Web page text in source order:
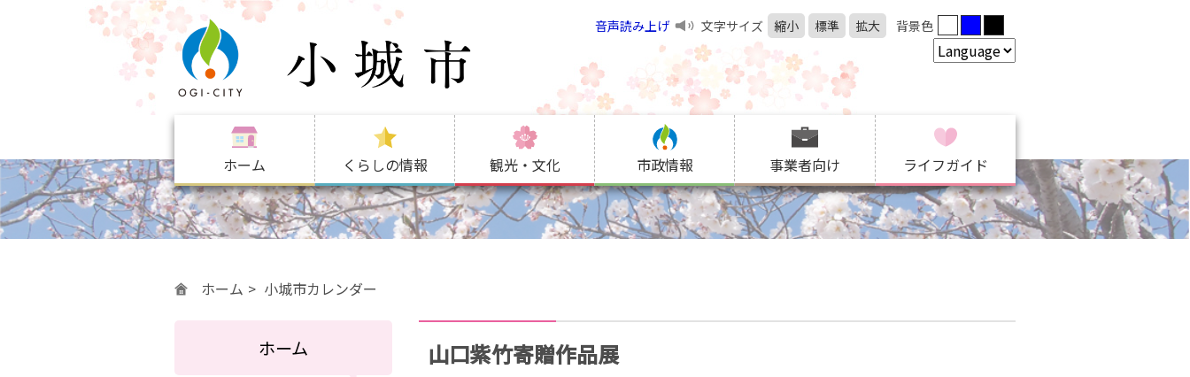
音声読み上げ 文字サイズ 縮小 標準 拡大 背景色
ホーム くらしの情報 観光・文化 市政情報 事業者向け ライフガイド
ホーム 小城市カレンダー
山口紫竹寄贈作品展
ホーム